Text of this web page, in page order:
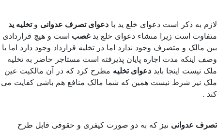
لازم به ذکر است دعوای خلع ید با دعوای تصرف عدوانی و تخلیه ید
متفاوت است زیرا منشاء دعوای خلع یدغصب است و هیچ قراردادی
بین مالک و متصرف وجود ندارد اما در تخلیه قرارداد وجود دارد اما با
وصف اینکه مدت اجاره پایان پذیرفته است مستاجر حاضر به تخلیه
ملک نیست اینجا باید دعوای تخلیه مطرح کرد که در آن مالکیت عین
ملک نیز شرط نیست همین که شما مالک منافع هم باشی کفایت می
کند .
تصرف عدوانی نیز که به دو صورت کیفری و حقوقی قابل طرح